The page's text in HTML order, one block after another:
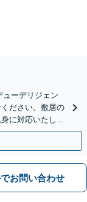
ューデリジェン
ださい。敷居の
に対応いたしま
お問い合わせ